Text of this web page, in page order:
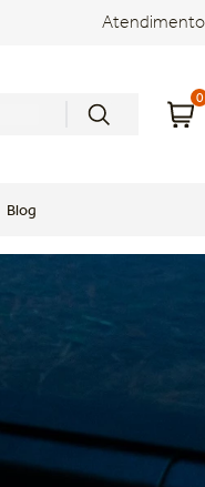
Atendimento
0
Blog